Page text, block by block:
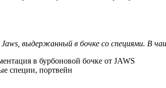
выдержанный в бочке со специями. В
в бурбоновой бочке от JAWS
специи, портвейн